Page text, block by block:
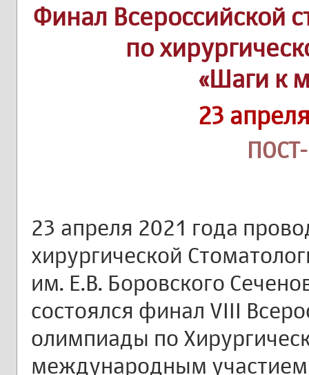
Финал Всероссийской
по
«Шаги к
23
23 апреля 2021 года
хирургической
им. Е.В. Боровского
состоялся финал VIII
олимпиады по
международным участием